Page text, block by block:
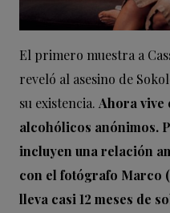
El primero muestra a
reveló al asesino de
su existencia. Ahora vive
alcohólicos anónimos.
incluyen una relación
con el fotógrafo Marco
lleva casi 12 meses de